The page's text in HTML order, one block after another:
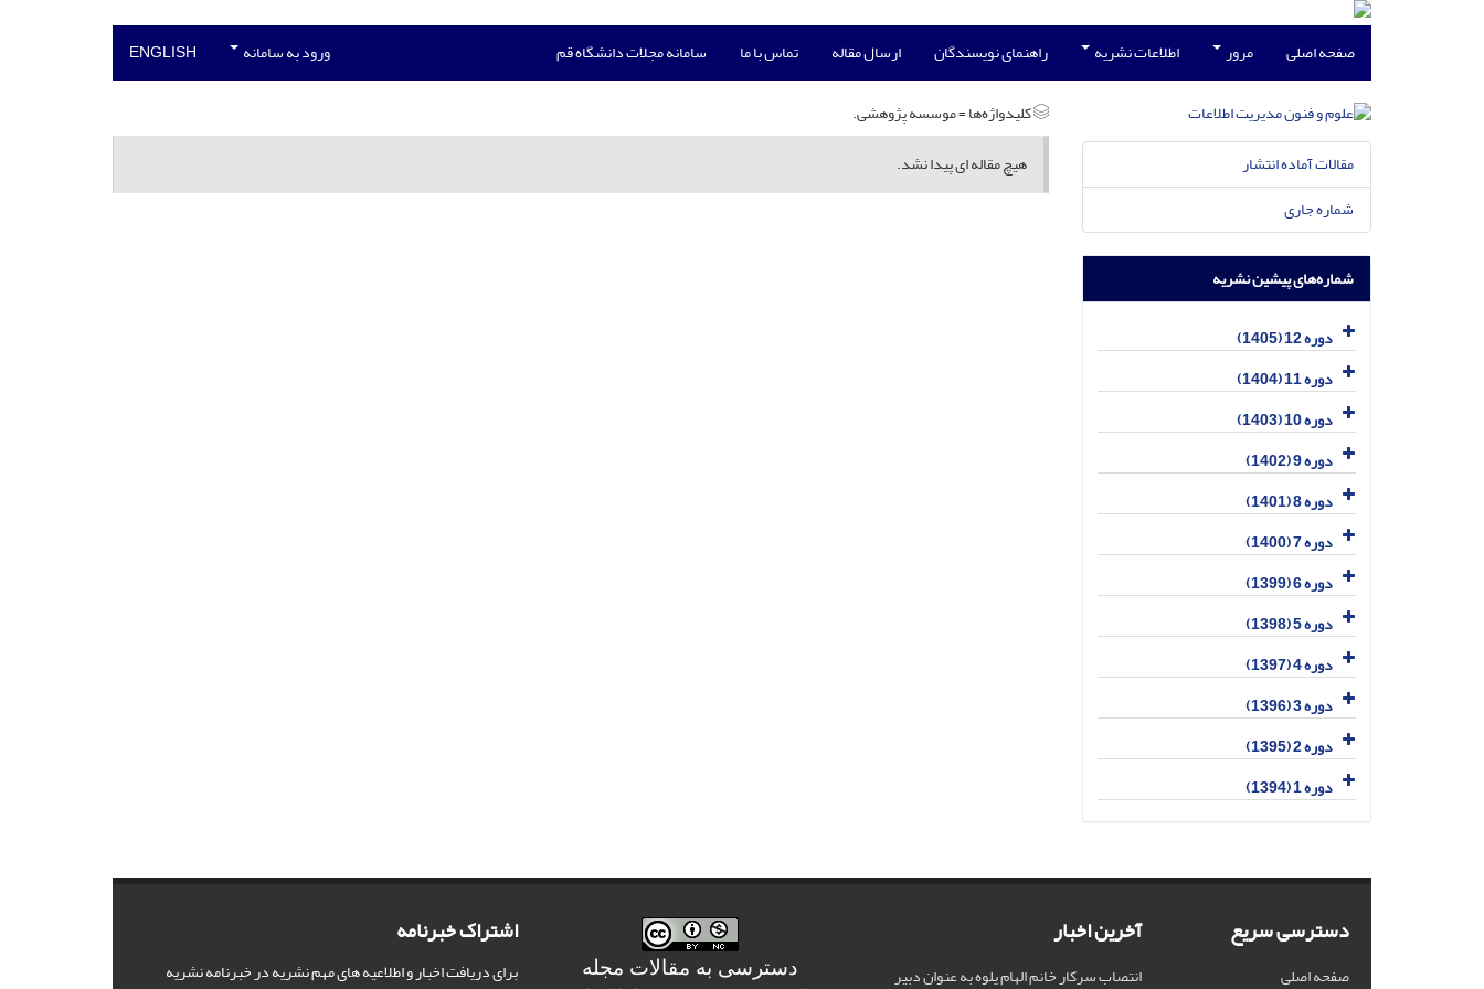
صفحه اصلی مرور اطلاعات نشریه راهنمای نویسندگان ارسال مقاله تماس با ما سامانه مجلات دانشگاه قم ورود به سامانه ENGLISH
کلیدواژه‌ها =موسسه پژوهشی.
هیچ مقاله ای پیدا نشد.
مقالات آماده انتشار
شماره جاری
شماره‌های پیشین نشریه
دوره 12 (1405)
دوره 11 (1404)
دوره 10 (1403)
دوره 9 (1402)
دوره 8 (1401)
دوره 7 (1400)
دوره 6 (1399)
دوره 5 (1398)
دوره 4 (1397)
دوره 3 (1396)
دوره 2 (1395)
دوره 1 (1394)
دسترسی سریع
صفحه اصلی
آخرین اخبار
انتصاب سرکار خانم الهام یلوه به عنوان دبیر
دسترسی به مقالات مجله
اشتراک خبرنامه
برای دریافت اخبار و اطلاعیه های مهم نشریه در خبرنامه نشریه